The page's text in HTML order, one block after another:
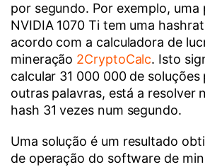
por segundo. Por exemplo, uma
NVIDIA 1070 Ti tem uma
acordo com a calculadora de
mineração 2CryptoCalc. Isto
calcular 31 000 000 de
outras palavras, está a resolver
hash 31 vezes num segundo.
Uma solução é um resultado
de operação do software de